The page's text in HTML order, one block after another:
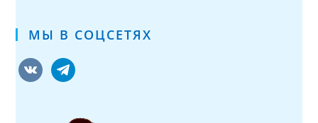
МЫ В СОЦСЕТЯХ
vkontaktetelegram